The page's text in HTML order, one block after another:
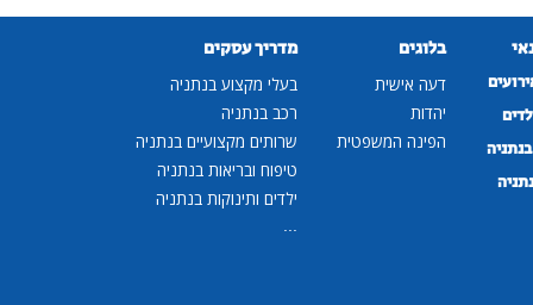
בלוגים
דעה אישית
יהדות
הפינה המשפטית
מדריך עסקים
בעלי מקצוע בנתניה
רכב בנתניה
שרותים מקצועיים בנתניה
טיפוח ובריאות בנתניה
ילדים ותינוקות בנתניה